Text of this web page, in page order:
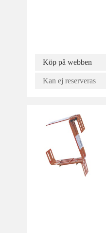
Köp på webben
Kan ej reserveras